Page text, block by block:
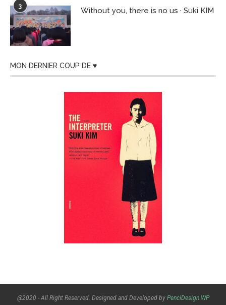
3 Without you, there is no us · Suki KIM
MON DERNIER COUP DE ♥
@2020 - All Right Reserved. Designed and Developed by PenciDesign WP